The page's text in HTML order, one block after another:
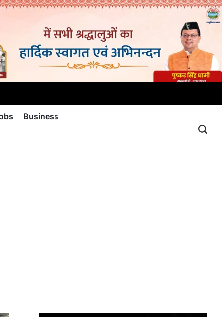
Business